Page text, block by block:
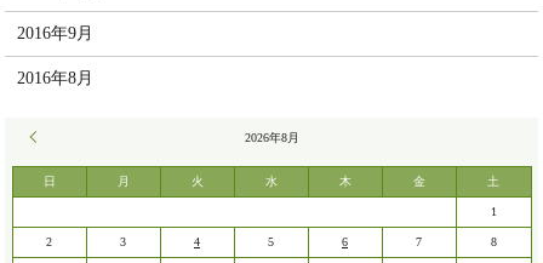
2016年9月
2016年8月
2026年8月
日 月 火 水 木 金 土
1
2 3 4 5 6 7 8